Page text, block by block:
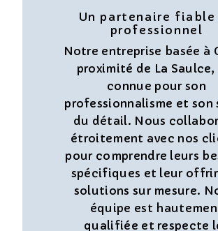
Un partenaire fiable
professionnel
Notre entreprise basée à
proximité de La Saulce,
connue pour son
professionnalisme et son
du détail. Nous
étroitement avec nos
pour comprendre leurs
spécifiques et leur offrir
solutions sur mesure.
équipe est
qualifiée et respecte